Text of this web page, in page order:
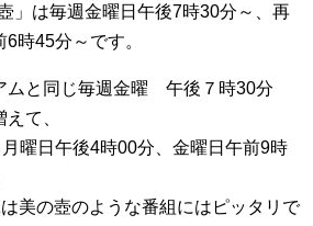
」は毎週金曜日午後7時30分～、再
時45分～です。
ムと同じ毎週金曜 午後７時30分
て、
曜日午後4時00分、金曜日午前9時
美の壺のような番組にはピッタリで